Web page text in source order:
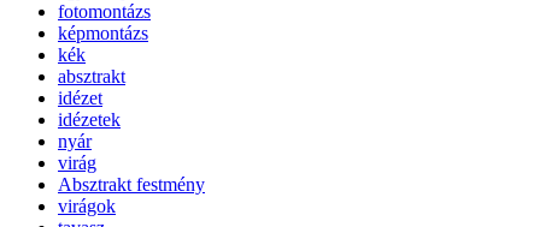
fotomontázs
képmontázs
kék
absztrakt
idézet
idézetek
nyár
virág
Absztrakt festmény
virágok